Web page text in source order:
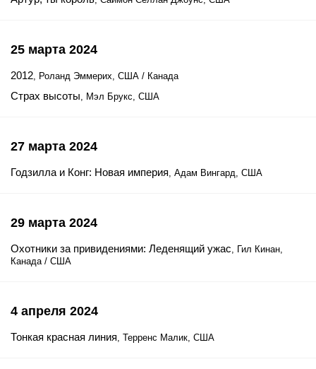
25 марта 2024
2012, Роланд Эммерих, США / Канада
Страх высоты, Мэл Брукс, США
27 марта 2024
Годзилла и Конг: Новая империя, Адам Вингард, США
29 марта 2024
Охотники за привидениями: Леденящий ужас, Гил Кинан,
Канада / США
4 апреля 2024
Тонкая красная линия, Терренс Малик, США